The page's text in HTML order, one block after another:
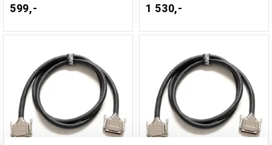
599,- 1 530,-